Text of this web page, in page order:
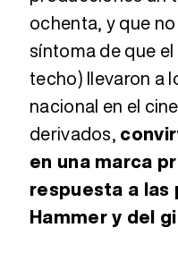
ochenta, y que
síntoma de que
techo) llevaron a
nacional en el
derivados,
en una marca
respuesta a las
Hammer y del